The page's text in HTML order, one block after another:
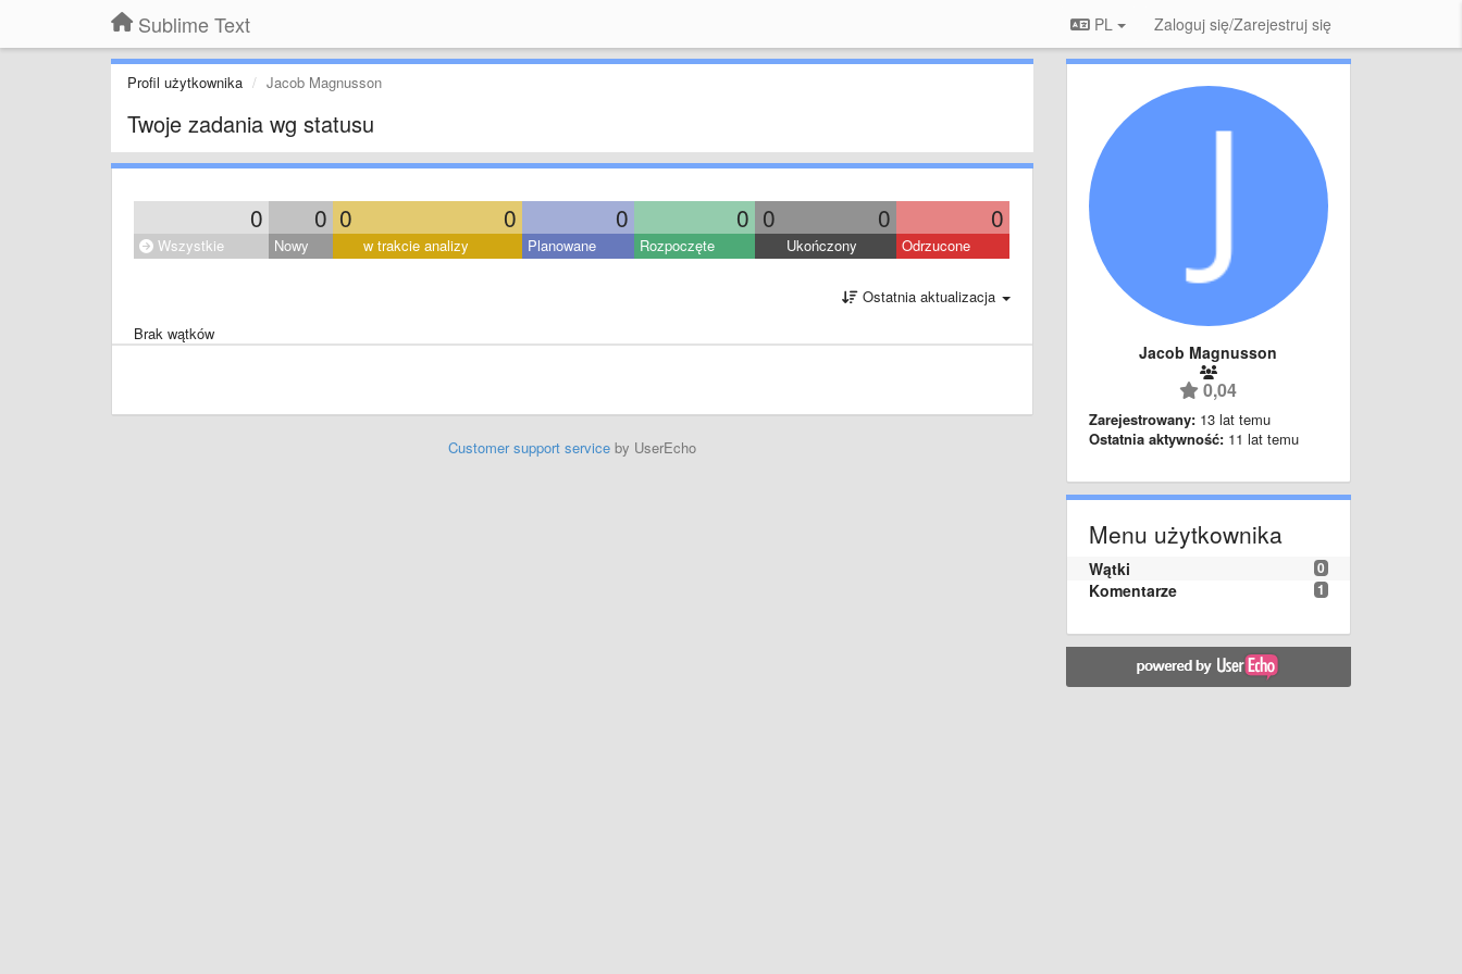
Sublime Text PL Zaloguj się/Zarejestruj się
Profil użytkownika Jacob Magnusson
Twoje zadania wg statusu
0 0 0 0 0 0 0 0 0
Wszystkie Nowy w trakcie analizy Planowane Rozpoczęte Ukończony Odrzucone
Ostatnia aktualizacja
Brak wątków
Customer support serviceby UserEcho
Jacob Magnusson
0,04
Zarejestrowany: 13 lat temu
Ostatnia aktywność: 11 lat temu
Menu użytkownika
0
Wątki
1
Komentarze